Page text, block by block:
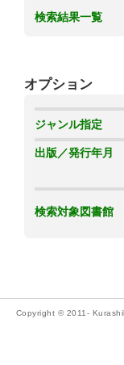
検索結果一覧
オプション
ジャンル指定
出版／発行年月
検索対象図書館
Copyright © 2011-